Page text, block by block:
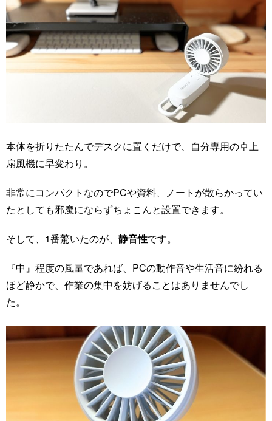
本体を折りたたんでデスクに置くだけで、自分専用の卓上
扇風機に早変わり。
非常にコンパクトなのでPCや資料、ノートが散らかってい
たとしても邪魔にならずちょこんと設置できます。
そして、1番驚いたのが、 静音性です。
『中』程度の風量であれば、PCの動作音や生活音に紛れる
ほど静かで、作業の集中を妨げることはありませんでし
た。